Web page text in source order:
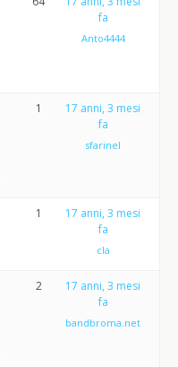
fa
Anto4444
1
17 anni, 3 mesi
fa
sfarinel
1
17 anni, 3 mesi
fa
cla
2
17 anni, 3 mesi
fa
bandbroma.net